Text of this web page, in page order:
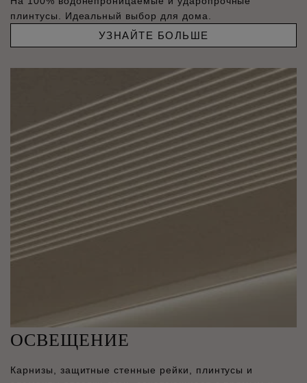
плинтусы. Идеальный выбор для дома.
УЗНАЙТЕ БОЛЬШЕ
ОСВЕЩЕНИЕ
Карнизы, защитные стенные рейки, плинтусы и